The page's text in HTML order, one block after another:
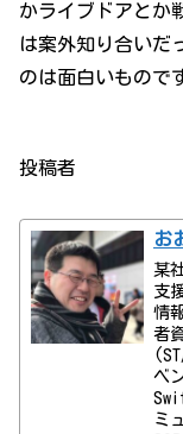
かライブドアとか
は案外知り合いだ
のは面白いもので
投稿者
お
某
支
情
者
ベ
ミ